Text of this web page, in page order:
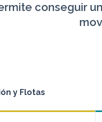
conseguir
y Flotas